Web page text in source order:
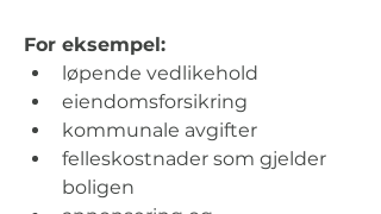
For eksempel:
løpende vedlikehold
eiendomsforsikring
kommunale avgifter
felleskostnader som gjelder
boligen